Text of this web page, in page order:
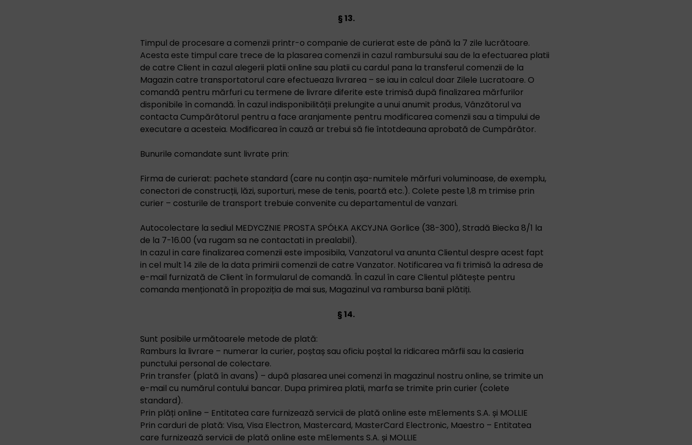
§ 13.
Timpul de procesare a comenzii printr-o companie de curierat este de până la 7 zile lucrătoare.
Acesta este timpul care trece de la plasarea comenzii in cazul rambursului sau de la efectuarea platii
de catre Client in cazul alegerii platii online sau platii cu cardul pana la transferul comenzii de la
Magazin catre transportatorul care efectueaza livrarea – se iau in calcul doar Zilele Lucratoare. O
comandă pentru mărfuri cu termene de livrare diferite este trimisă după finalizarea mărfurilor
disponibile în comandă. În cazul indisponibilității prelungite a unui anumit produs, Vânzătorul va
contacta Cumpărătorul pentru a face aranjamente pentru modificarea comenzii sau a timpului de
executare a acesteia. Modificarea în cauză ar trebui să fie întotdeauna aprobată de Cumpărător.
Bunurile comandate sunt livrate prin:
Firma de curierat: pachete standard (care nu conțin așa-numitele mărfuri voluminoase, de exemplu,
conectori de construcții, lăzi, suporturi, mese de tenis, poartă etc.). Colete peste 1,8 m trimise prin
curier – costurile de transport trebuie convenite cu departamentul de vanzari.
Autocolectare la sediul MEDYCZNIE PROSTA SPÓŁKA AKCYJNA Gorlice (38-300), Stradă Biecka 8/1 la
de la 7-16.00 (va rugam sa ne contactati in prealabil).
In cazul in care finalizarea comenzii este imposibila, Vanzatorul va anunta Clientul despre acest fapt
in cel mult 14 zile de la data primirii comenzii de catre Vanzator. Notificarea va fi trimisă la adresa de
e-mail furnizată de Client în formularul de comandă. În cazul în care Clientul plătește pentru
comanda menționată în propoziția de mai sus, Magazinul va rambursa banii plătiți.
§ 14.
Sunt posibile următoarele metode de plată:
Ramburs la livrare – numerar la curier, poștaș sau oficiu poștal la ridicarea mărfii sau la casieria
punctului personal de colectare.
Prin transfer (plată în avans) – după plasarea unei comenzi în magazinul nostru online, se trimite un
e-mail cu numărul contului bancar. Dupa primirea platii, marfa se trimite prin curier (colete
standard).
Prin plăți online – Entitatea care furnizează servicii de plată online este mElements S.A. și MOLLIE
Prin carduri de plată: Visa, Visa Electron, Mastercard, MasterCard Electronic, Maestro – Entitatea
care furnizează servicii de plată online este mElements S.A. și MOLLIE